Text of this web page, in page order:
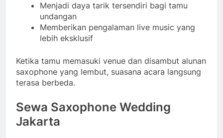
Menjadi daya tarik tersendiri bagi tamu
undangan
Memberikan pengalaman live music yang
lebih eksklusif
Ketika tamu memasuki venue dan disambut alunan
saxophone yang lembut, suasana acara langsung
terasa berbeda.
Sewa Saxophone Wedding
Jakarta